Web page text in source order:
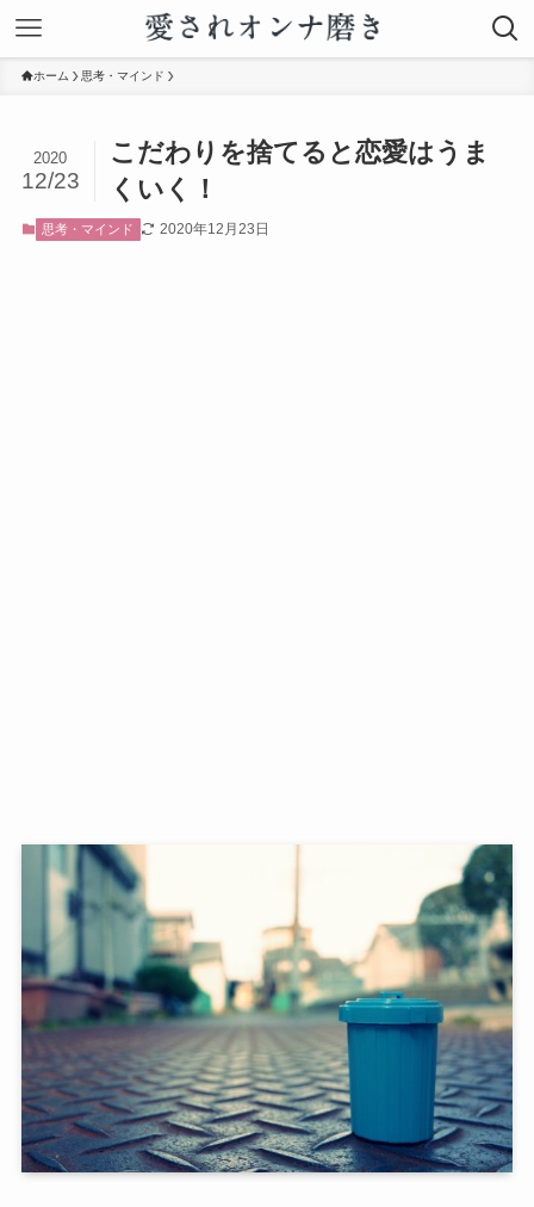
ホーム 思考・マインド
こだわりを捨てると恋愛はうま
くいく！
2020
12/23
思考・マインド 2020年12月23日